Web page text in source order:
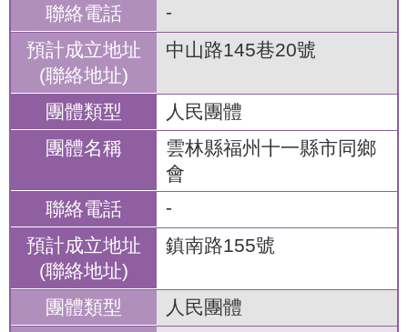
-
中山路145巷20號
人民團體
雲林縣福州十一縣市同鄉
會
-
鎮南路155號
人民團體